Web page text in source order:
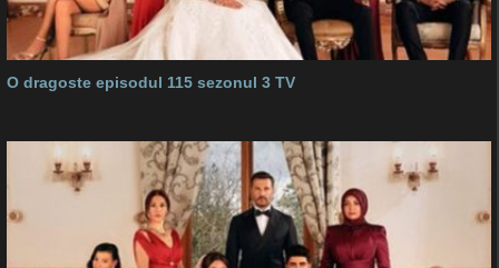
O dragoste episodul 115 sezonul 3 TV